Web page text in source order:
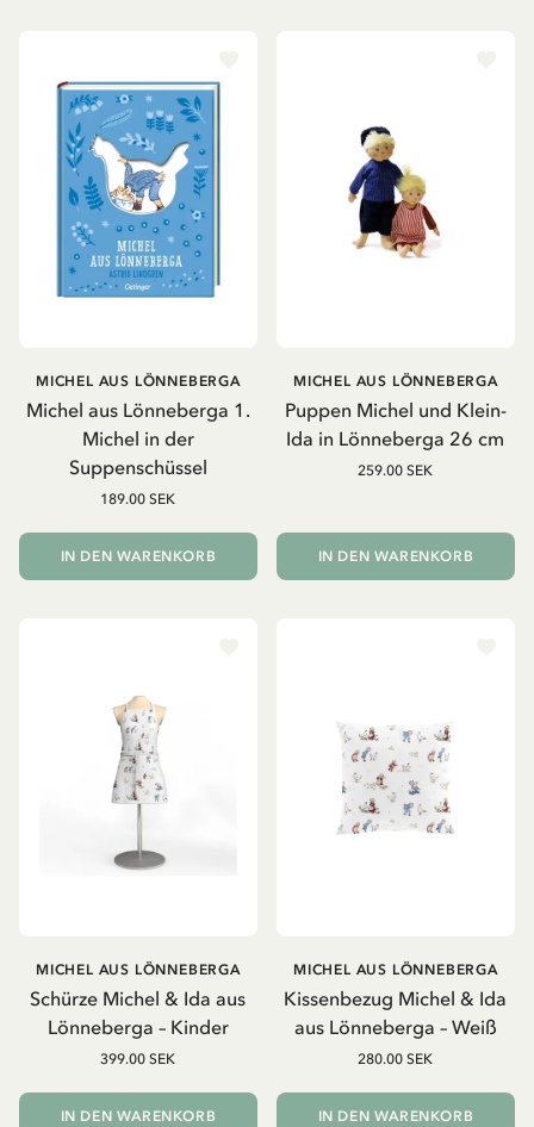
Michel aus Lönneberga 1.
Michel in der
Suppenschüssel
MICHEL AUS LÖNNEBERGA
189.00 SEK
IN DEN WARENKORB
Puppen Michel und Klein-
Ida in Lönneberga 26 cm
MICHEL AUS LÖNNEBERGA
259.00 SEK
IN DEN WARENKORB
Schürze Michel & Ida aus
Lönneberga – Kinder
MICHEL AUS LÖNNEBERGA
399.00 SEK
IN DEN WARENKORB
Kissenbezug Michel & Ida
aus Lönneberga – Weiß
MICHEL AUS LÖNNEBERGA
280.00 SEK
IN DEN WARENKORB